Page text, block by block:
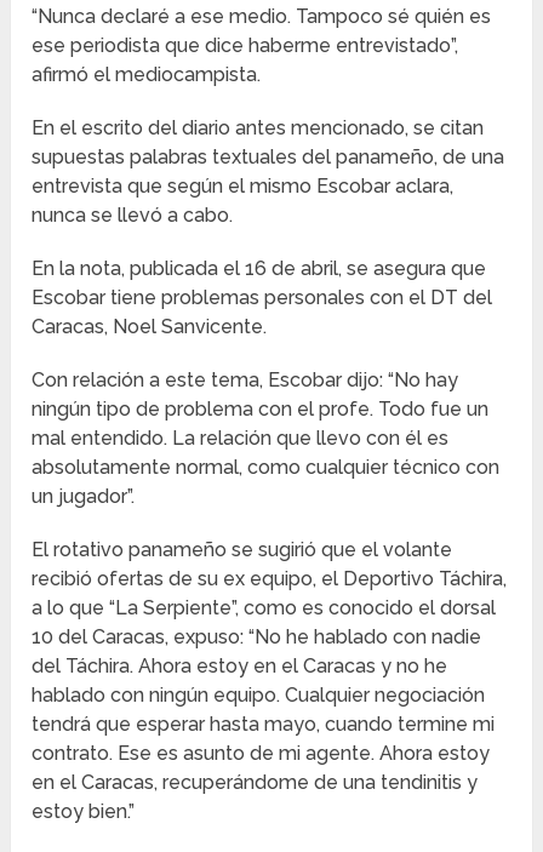
“Nunca declaré a ese medio. Tampoco sé quién es
ese periodista que dice haberme entrevistado”,
afirmó el mediocampista.
En el escrito del diario antes mencionado, se citan
supuestas palabras textuales del panameño, de una
entrevista que según el mismo Escobar aclara,
nunca se llevó a cabo.
En la nota, publicada el 16 de abril, se asegura que
Escobar tiene problemas personales con el DT del
Caracas, Noel Sanvicente.
Con relación a este tema, Escobar dijo: “No hay
ningún tipo de problema con el profe. Todo fue un
mal entendido. La relación que llevo con él es
absolutamente normal, como cualquier técnico con
un jugador”.
El rotativo panameño se sugirió que el volante
recibió ofertas de su ex equipo, el Deportivo Táchira,
a lo que “La Serpiente”, como es conocido el dorsal
10 del Caracas, expuso: “No he hablado con nadie
del Táchira. Ahora estoy en el Caracas y no he
hablado con ningún equipo. Cualquier negociación
tendrá que esperar hasta mayo, cuando termine mi
contrato. Ese es asunto de mi agente. Ahora estoy
en el Caracas, recuperándome de una tendinitis y
estoy bien.”